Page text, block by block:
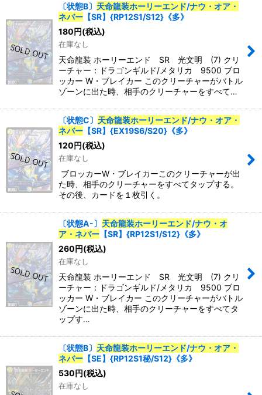
〔状態B〕 天命龍装ホーリーエンド/ナウ・オア・
ネバー 【SR】{RP12S1/S12}《多》
180円(税込)
在庫なし
天命龍装 ホーリーエンド SR 光文明 (7) クリ
ーチャー：ドラゴンギルド/メタリカ 9500 ブロ
ッカー W・ブレイカー このクリーチャーがバトル
ゾーンに出た時、相手のクリーチャーをすべて…
〔状態C〕 天命龍装ホーリーエンド/ナウ・オア・
ネバー 【SR】{EX19S6/S20}《多》
120円(税込)
在庫なし
ブロッカーW・ブレイカーこのクリーチャーが出
た時、相手のクリーチャーをすべてタップする。
その後、カードを１枚引く。
〔状態A-〕 天命龍装ホーリーエンド/ナウ・オ
ア・ネバー 【SR】{RP12S1/S12}《多》
260円(税込)
在庫なし
天命龍装 ホーリーエンド SR 光文明 (7) クリ
ーチャー：ドラゴンギルド/メタリカ 9500 ブロ
ッカー W・ブレイカー このクリーチャーがバトル
ゾーンに出た時、相手のクリーチャーをすべてタ
ップす…
〔状態B〕 天命龍装ホーリーエンド/ナウ・オア・
ネバー 【SE】{RP12S1秘/S12}《多》
530円(税込)
在庫なし